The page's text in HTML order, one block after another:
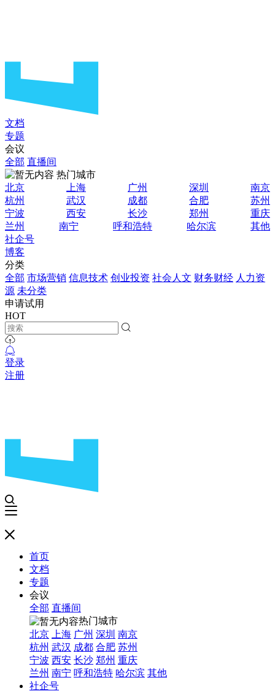
文档
专题
会议
全部 直播间
热门城市
北京
上海 广州 深圳
南京
杭州
武汉 成都 合肥
苏州
宁波
西安 长沙 郑州
重庆
兰州
南宁 呼和浩特 哈尔滨
其他
社企号
博客
分类
全部 市场营销 信息技术 创业投资 社会人文 财务财经 人力资
源 未分类
申请试用
HOT
登录
注册
首页
文档
专题
会议
全部 直播间
热门城市
北京
上海 广州 深圳 南京
杭州 武汉 成都 合肥 苏州
宁波 西安 长沙 郑州 重庆
兰州 南宁 呼和浩特 哈尔滨 其他
社企号